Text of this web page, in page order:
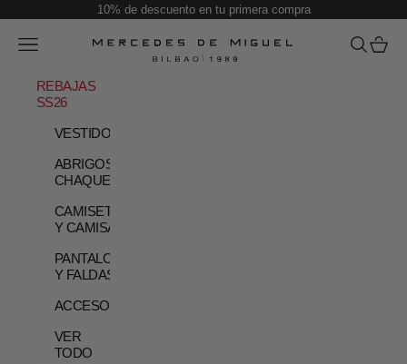
10% de descuento en tu primera compra
Mercedes de Miguel
Open navigation menu OpenOpen
REBAJAS
SS26
VESTIDOS
ABRIGOS Y
CHAQUETAS
CAMISETAS
Y CAMISAS
PANTALONES
Y FALDAS
ACCESORIOS
VER
TODO